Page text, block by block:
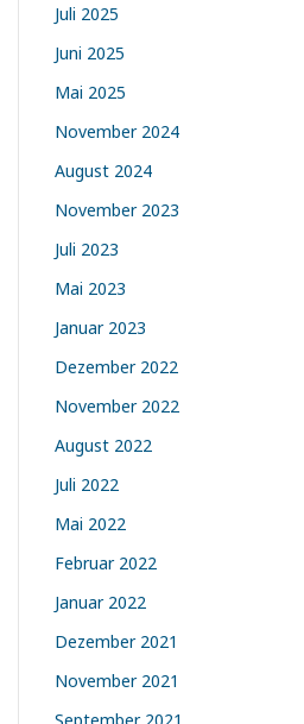
Juli 2025
Juni 2025
Mai 2025
November 2024
August 2024
November 2023
Juli 2023
Mai 2023
Januar 2023
Dezember 2022
November 2022
August 2022
Juli 2022
Mai 2022
Februar 2022
Januar 2022
Dezember 2021
November 2021